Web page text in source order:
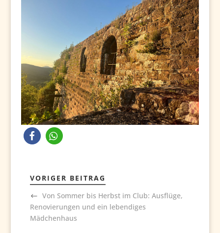
VORIGER BEITRAG
Von Sommer bis Herbst im Club: Ausflüge,
Renovierungen und ein lebendiges
Mädchenhaus